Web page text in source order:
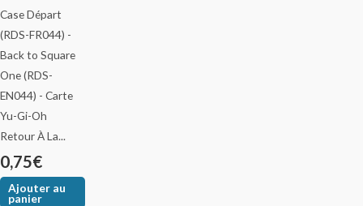
Retour À La...
0,75€
Ajouter au
panier